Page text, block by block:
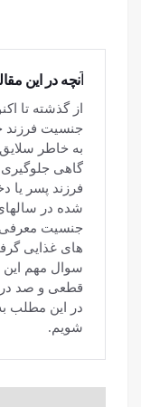
آنچه در این
از گذشته تا
جنسیت فرزند
به خاطر
فرزند پسر یا
های غذایی
سوال مهم این
قطعی و صد
در این مطلب
شویم.